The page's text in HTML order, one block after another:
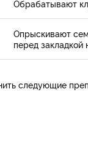
Обрабатывают
Опрыскивают
перед закладкой
следующие